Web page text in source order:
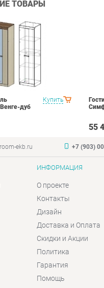
ТОВАРЫ
Купить
дуб
55
ekb.ru +7 (903)
ИНФОРМАЦИЯ
О проекте
Контакты
Дизайн
Доставка и Оплата
Скидки и Акции
Политика
Гарантия
Помощь